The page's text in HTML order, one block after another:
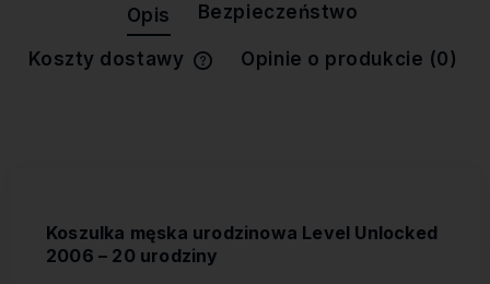
Opis Bezpieczeństwo
Koszty dostawy
Cena nie zawiera ewentualnych
Opinie o produkcie (0)
Koszulka męska urodzinowa Level Unlocked
2006 – 20 urodziny